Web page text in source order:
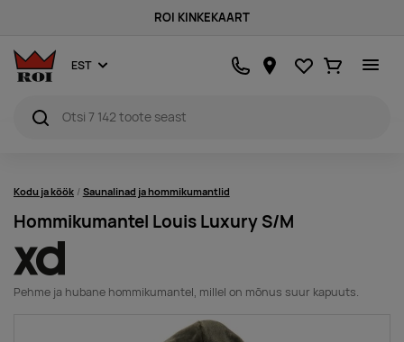
ROI KINKEKAART
EST Lemmikud
Ostukorv
Kodu ja köök Saunalinad ja hommikumantlid
Hommikumantel Louis Luxury S/M
Pehme ja hubane hommikumantel, millel on mõnus suur kapuuts.